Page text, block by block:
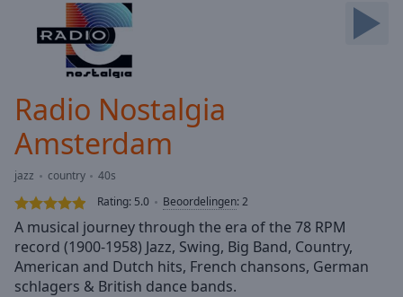
Forward
Duration
Loaded
0.00%
Stream
TypeLIVE
Seek to
live,
currently
behind
liveLIVE
Radio Nostalgia
Amsterdam
jazz country
40s
Rating: 5.0 Beoordelingen:2
A musical journey through the era of the 78 RPM
record (1900-1958) Jazz, Swing, Big Band, Country,
American and Dutch hits, French chansons, German
schlagers & British dance bands.